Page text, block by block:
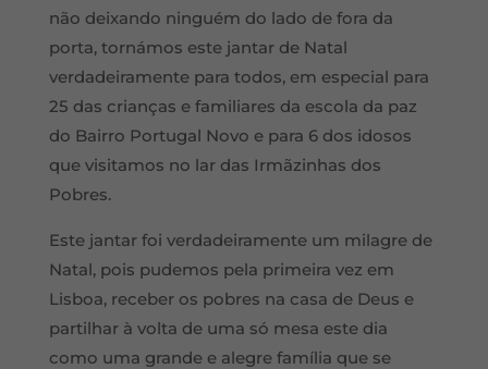
não deixando ninguém do lado de fora da
porta, tornámos este jantar de Natal
verdadeiramente para todos, em especial para
25 das crianças e familiares da escola da paz
do Bairro Portugal Novo e para 6 dos idosos
que visitamos no lar das Irmãzinhas dos
Pobres.
Este jantar foi verdadeiramente um milagre de
Natal, pois pudemos pela primeira vez em
Lisboa, receber os pobres na casa de Deus e
partilhar à volta de uma só mesa este dia
como uma grande e alegre família que se